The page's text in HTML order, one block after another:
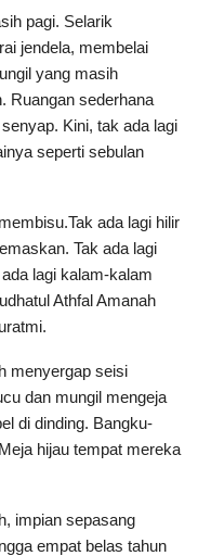
pagi. Selarik
jendela, membelai
yang masih
Ruangan sederhana
Kini, tak ada lagi
seperti sebulan
ada lagi hilir
Tak ada lagi
lagi kalam-kalam
Athfal Amanah
menyergap seisi
dan mungil mengeja
di dinding. Bangku-
hijau tempat mereka
impian sepasang
empat belas tahun